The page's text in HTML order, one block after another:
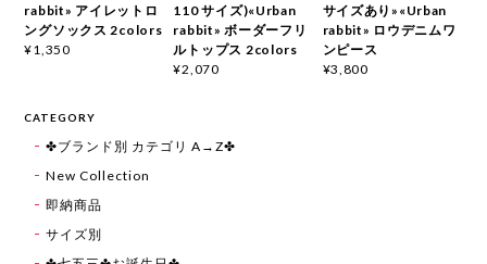
rabbit» アイレットロ
ングソックス 2colors
¥1,350
110 サイズ)«Urban
rabbit» ボーダーフリ
ルトップス 2colors
¥2,070
サイズあり»«Urban
rabbit» ロウデニムワ
ンピース
¥3,800
CATEGORY
✤ブランド別 カテゴリ A→Z✤
New Collection
即納商品
サイズ別